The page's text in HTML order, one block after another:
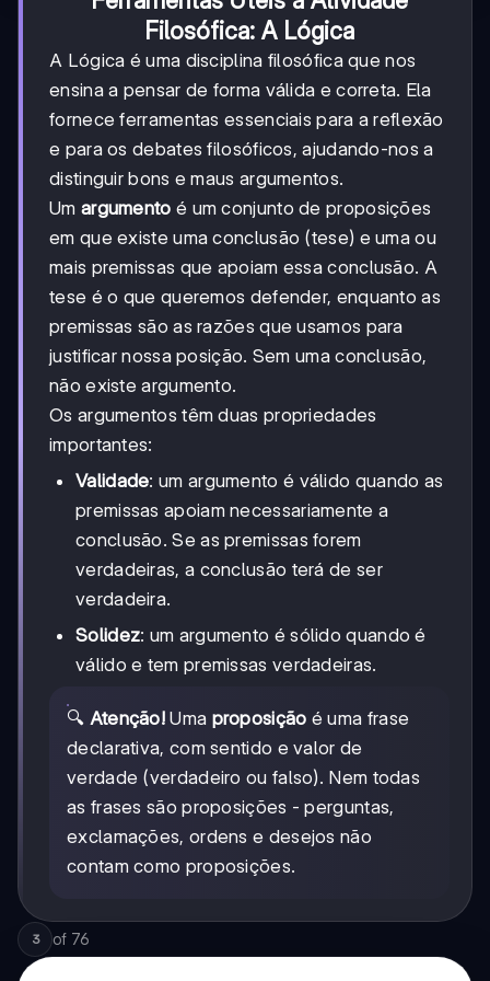
Filosófica: A Lógica
A Lógica é uma disciplina filosófica que nos
ensina a pensar de forma válida e correta. Ela
fornece ferramentas essenciais para a reflexão
e para os debates filosóficos, ajudando-nos a
distinguir bons e maus argumentos.
Um argumento é um conjunto de proposições
em que existe uma conclusão (tese) e uma ou
mais premissas que apoiam essa conclusão. A
tese é o que queremos defender, enquanto as
premissas são as razões que usamos para
justificar nossa posição. Sem uma conclusão,
não existe argumento.
Os argumentos têm duas propriedades
importantes:
Validade: um argumento é válido quando as
premissas apoiam necessariamente a
conclusão. Se as premissas forem
verdadeiras, a conclusão terá de ser
verdadeira.
Solidez: um argumento é sólido quando é
válido e tem premissas verdadeiras.
🔍 Atenção! Uma proposição é uma frase
declarativa, com sentido e valor de
verdade (verdadeiro ou falso). Nem todas
as frases são proposições - perguntas,
exclamações, ordens e desejos não
contam como proposições.
3 of 76